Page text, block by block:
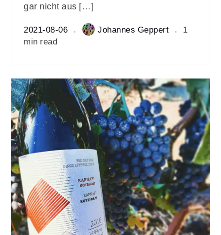
gar nicht aus […]
2021-08-06 Johannes Geppert
1
min read